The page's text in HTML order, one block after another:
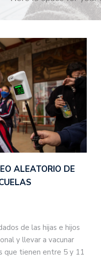
ALEATORIO DE
de las hijas e hijos
y llevar a vacunar
que tienen entre 5 y 11